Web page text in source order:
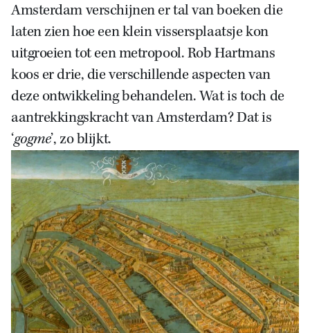
Zoek
Amsterdam verschijnen er tal van boeken die
laten zien hoe een klein vissersplaatsje kon
uitgroeien tot een metropool. Rob Hartmans
koos er drie, die verschillende aspecten van
deze ontwikkeling behandelen. Wat is toch de
aantrekkingskracht van Amsterdam? Dat is
‘gogme’, zo blijkt.